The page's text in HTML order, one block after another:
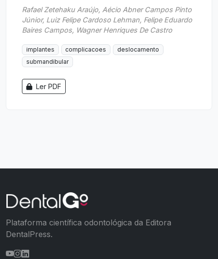
Rafael Zetehaku Araújo, Aécio Abner Campos Pinto
Júnior, Luiz Felipe Cardoso Lehman, Felipe Eduardo
Baires Campos, Wagner Henriques De Castro
implantes complicacoes
deslocamento
submandibular
Ler PDF
Plataforma científica odontológica da Editora
DentalPress.